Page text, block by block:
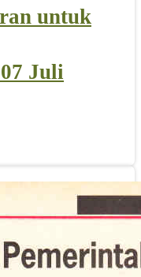
untuk
Juli